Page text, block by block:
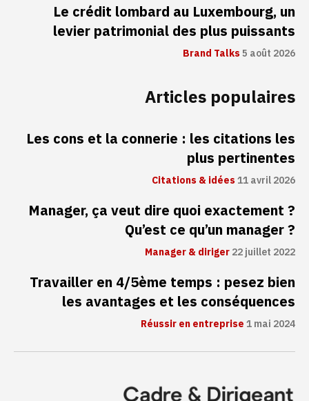
Le crédit lombard au Luxembourg, un
levier patrimonial des plus puissants
Brand Talks5 août 2026
Articles populaires
Les cons et la connerie : les citations les
plus pertinentes
Citations & idées11 avril 2026
Manager, ça veut dire quoi exactement ?
Qu’est ce qu’un manager ?
Manager & diriger22 juillet 2022
Travailler en 4/5ème temps : pesez bien
les avantages et les conséquences
Réussir en entreprise1 mai 2024